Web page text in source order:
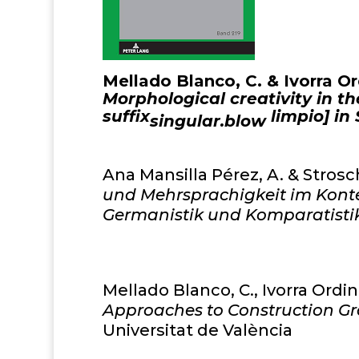
Mellado Blanco, C. & Ivorra
Morphological creativity in
suffixsingular.blowlimpio] in
Ana Mansilla Pérez, A. &
und Mehrsprachigkeit im
Germanistik und
Mellado Blanco, C., Ivorra
Approaches to Construction
Universitat de València